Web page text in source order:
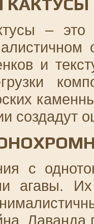
–
и
создадут
с
агавы.